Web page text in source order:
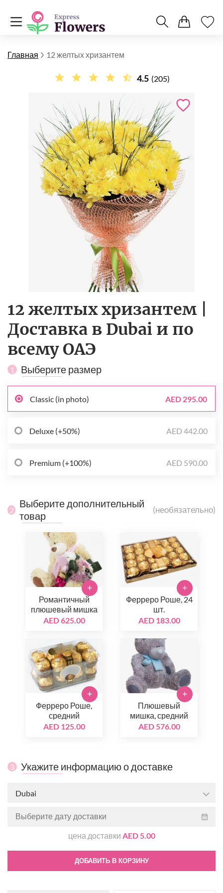
Главная 12 желтых хризантем
4.5 (205)
12 желтых хризантем |
Доставка в Dubai и по
всему ОАЭ
1 Выберите размер
Classic (in photo) AED 295.00
Deluxe (+50%) AED 442.00
Premium (+100%) AED 590.00
2
Выберите дополнительный
товар
(необязательно)
Романтичный
плюшевый мишка
AED 625.00
+
Ферреро Роше, 24
шт.
AED 183.00
+
Ферреро Роше,
средний
AED 125.00
+
Плюшевый
мишка, средний
AED 576.00
+
3 Укажите информацию о доставке
Dubai
цена доставки AED 5.00
ДОБАВИТЬ В КОРЗИНУ